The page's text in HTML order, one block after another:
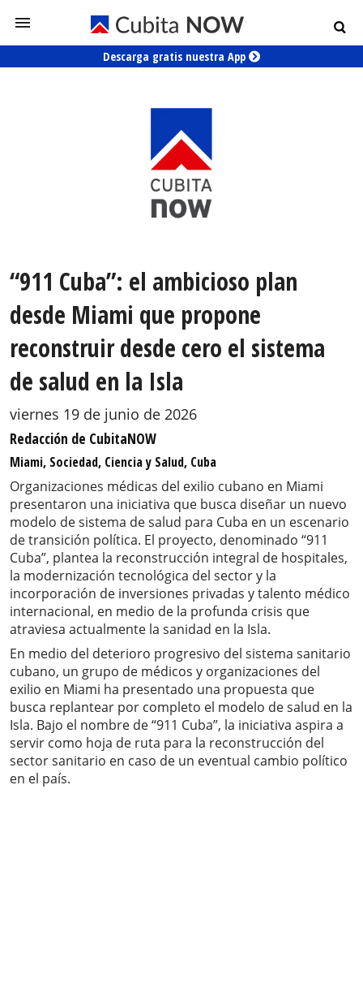
Descarga gratis nuestra App
“911 Cuba”: el ambicioso plan
desde Miami que propone
reconstruir desde cero el sistema
de salud en la Isla
viernes 19 de junio de 2026
Redacción de CubitaNOW
Miami, Sociedad, Ciencia y Salud, Cuba
Organizaciones médicas del exilio cubano en Miami
presentaron una iniciativa que busca diseñar un nuevo
modelo de sistema de salud para Cuba en un escenario
de transición política. El proyecto, denominado “911
Cuba”, plantea la reconstrucción integral de hospitales,
la modernización tecnológica del sector y la
incorporación de inversiones privadas y talento médico
internacional, en medio de la profunda crisis que
atraviesa actualmente la sanidad en la Isla.
En medio del deterioro progresivo del sistema sanitario
cubano, un grupo de médicos y organizaciones del
exilio en Miami ha presentado una propuesta que
busca replantear por completo el modelo de salud en la
Isla. Bajo el nombre de “911 Cuba”, la iniciativa aspira a
servir como hoja de ruta para la reconstrucción del
sector sanitario en caso de un eventual cambio político
en el país.